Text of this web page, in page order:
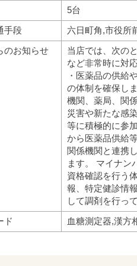
5台
手段
六日町角,市役所
のお知らせ
当店では、次の
など非常時に対
・医薬品の供給
の体制を確保し
機関、薬局、関
災害や新たな感
等に積極的に参
から医薬品供給
関係機関と連携
ます。 マイナン
資格確認を行う
報、特定健診情
して調剤を行っ
ド
血糖測定器,漢方